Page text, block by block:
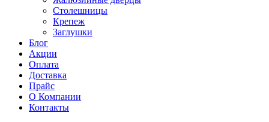
Столешницы
Крепеж
Заглушки
Блог
Акции
Оплата
Доставка
Прайс
О Компании
Контакты